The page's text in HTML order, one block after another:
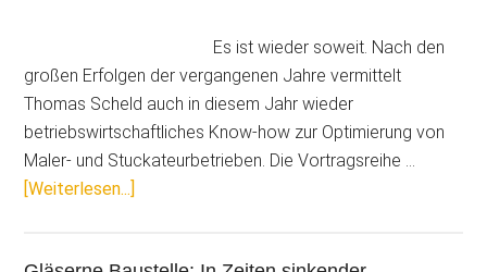
Es ist wieder soweit. Nach den
großen Erfolgen der vergangenen Jahre vermittelt
Thomas Scheld auch in diesem Jahr wieder
betriebswirtschaftliches Know-how zur Optimierung von
Maler- und Stuckateurbetrieben. Die Vortragsreihe …
[Weiterlesen...]